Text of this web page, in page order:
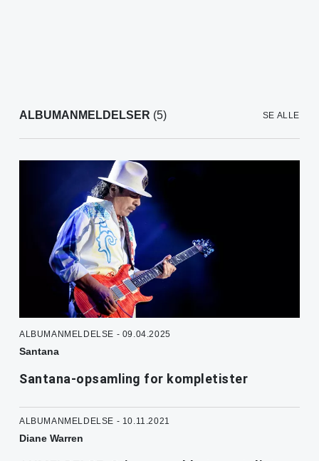
ALBUMANMELDELSER (5) SE ALLE
ALBUMANMELDELSE - 09.04.2025
Santana
Santana-opsamling for kompletister
ALBUMANMELDELSE - 10.11.2021
Diane Warren